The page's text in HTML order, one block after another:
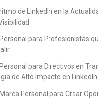
de LinkedIn en la
para Profesionistas
para Directivos en
de Alto Impacto en LinkedIn
Personal para Crear